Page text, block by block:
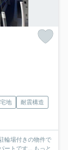
地
耐震構造
輪場付きの物件で
ートです... もっと